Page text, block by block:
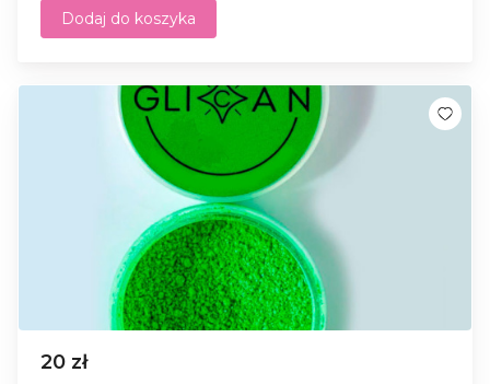
Dodaj do koszyka
20 zł